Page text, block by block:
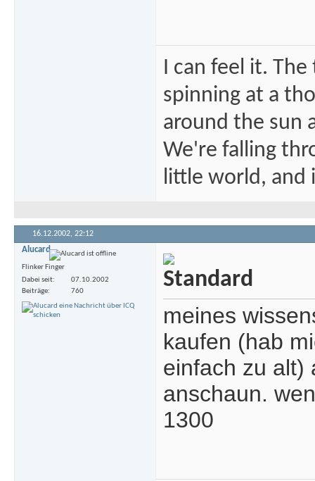
I can feel it.
spinning at a
around the sun
We're falling
little world, and
16.12.2002, 22:12
Alucard
Flinker Finger
Dabei seit
07.10.2002
Beiträge
760
meines
kaufen (hab
einfach zu alt)
anschaun.
1300